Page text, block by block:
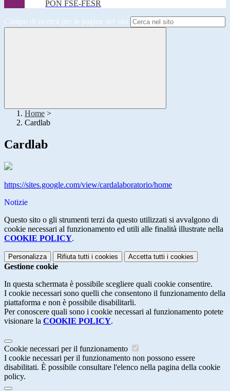
PON FSE-FESR
Campo di ricerca per le pagine del sito
Home >
Cardlab
Cardlab
https://sites.google.com/view/cardalaboratorio/home
Notizie
Questo sito o gli strumenti terzi da questo utilizzati si avvalgono di
cookie necessari al funzionamento ed utili alle finalità illustrate nella
COOKIE POLICY.
Personalizza Rifiuta tutti i cookies Accetta tutti i cookies
Gestione cookie
In questa schermata è possibile scegliere quali cookie consentire.
I cookie necessari sono quelli che consentono il funzionamento della
piattaforma e non è possibile disabilitarli.
Per conoscere quali sono i cookie necessari al funzionamento potete
visionare la COOKIE POLICY.
Cookie necessari per il funzionamento
I cookie necessari per il funzionamento non possono essere
disabilitati. È possibile consultare l'elenco nella pagina della cookie
policy.